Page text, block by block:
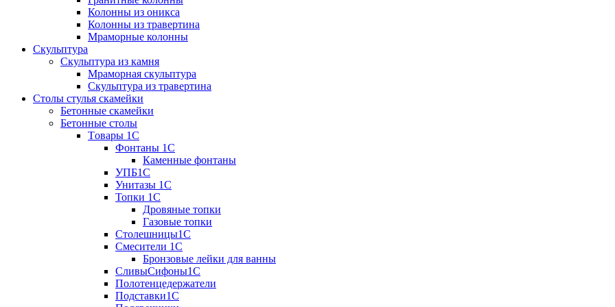
Колонны из оникса
Колонны из травертина
Мраморные колонны
Скульптура
Скульптура из камня
Мраморная скульптура
Скульптура из травертина
Столы стулья скамейки
Бетонные скамейки
Бетонные столы
Tовары 1C
Фонтаны 1C
Каменные фонтаны
УПБ1С
Унитазы 1С
Топки 1С
Дровяные топки
Газовые топки
Столешницы1С
Смесители 1С
Бронзовые лейки для ванны
СливыСифоны1С
Полотенцедержатели
Подставки1С